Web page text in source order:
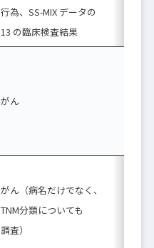
行為、SS-MIX データの
13 の臨床検査結果
がん
がん（病名だけでなく、
TNM分類についても
調査）